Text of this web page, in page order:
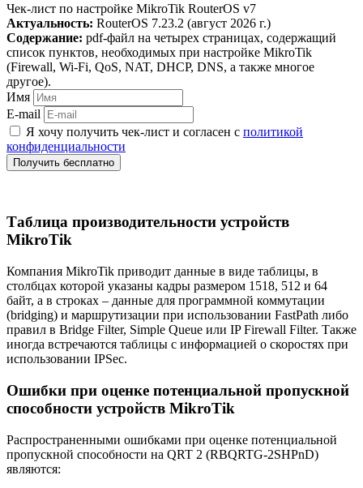
Чек‑лист по настройке MikroTik RouterOS v7
Актуальность: RouterOS 7.23.2 (август 2026 г.)
Содержание: pdf-файл на четырех страницах, содержащий
список пунктов, необходимых при настройке MikroTik
(Firewall, Wi‑Fi, QoS, NAT, DHCP, DNS, а также многое
другое).
Имя
E-mail
Я хочу получить чек‑лист и согласен с политикой
конфиденциальности
Получить бесплатно
Таблица производительности устройств
MikroTik
Компания MikroTik приводит данные в виде таблицы, в
столбцах которой указаны кадры размером 1518, 512 и 64
байт, а в строках – данные для программной коммутации
(bridging) и маршрутизации при использовании FastPath либо
правил в Bridge Filter, Simple Queue или IP Firewall Filter. Также
иногда встречаются таблицы с информацией о скоростях при
использовании IPSec.
Ошибки при оценке потенциальной пропускной
способности устройств MikroTik
Распространенными ошибками при оценке потенциальной
пропускной способности на QRT 2 (RBQRTG-2SHPnD)
являются: